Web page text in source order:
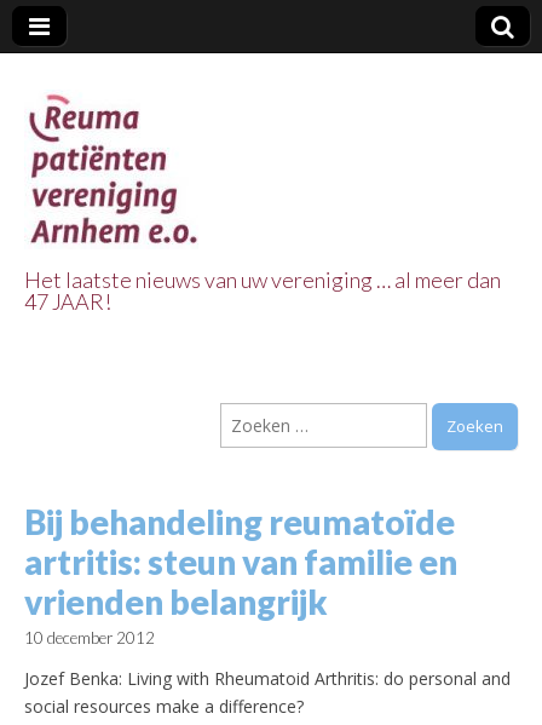
Vereniging
Arnhem e.o.
Het laatste nieuws van uw vereniging … al meer dan
47 JAAR!
Zoeken
naar:
Bij behandeling reumatoïde
artritis: steun van familie en
vrienden belangrijk
10 december 2012
Jozef Benka: Living with Rheumatoid Arthritis: do personal and
social resources make a difference?